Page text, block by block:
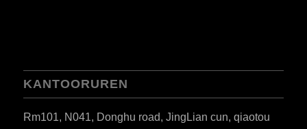
KANTOORUREN
Rm101, N041, Donghu road, JingLian cun, qiaotou